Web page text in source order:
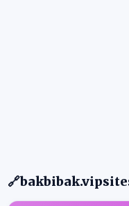
🔗bakbibak.vip